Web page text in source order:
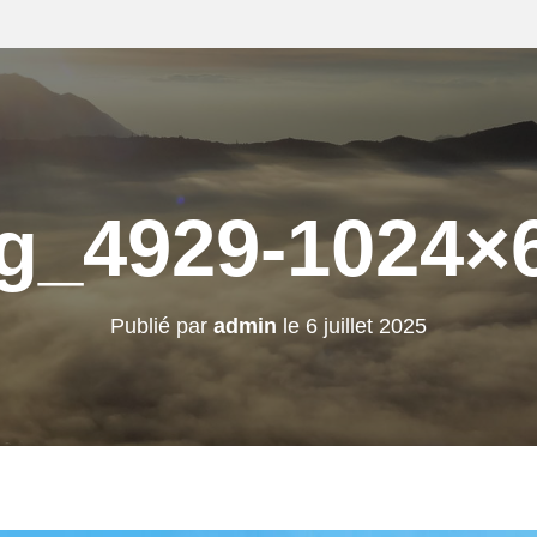
Publié par admin le 6 juillet 2025